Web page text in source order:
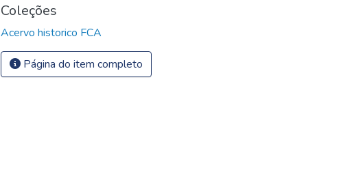
Coleções
Acervo historico FCA
Página do item completo